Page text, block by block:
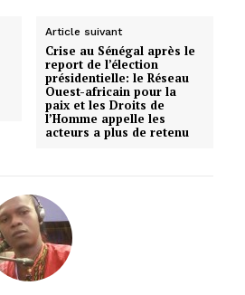
Article suivant
Crise au Sénégal après le
report de l’élection
présidentielle: le Réseau
Ouest-africain pour la
paix et les Droits de
l’Homme appelle les
acteurs a plus de retenu